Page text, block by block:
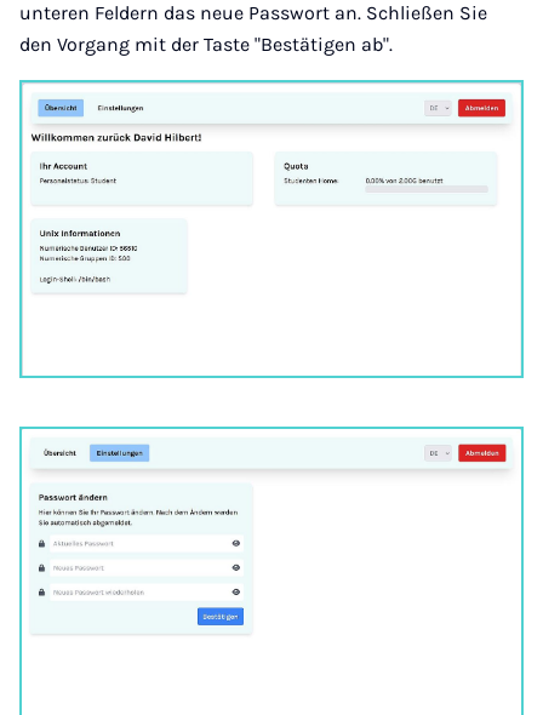
unteren Feldern das neue Passwort an. Schließen Sie
den Vorgang mit der Taste "Bestätigen ab".